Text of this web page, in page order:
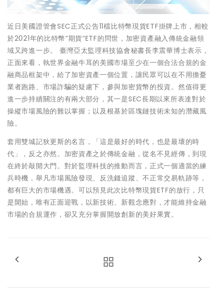
近日美國證管會SEC正式公告11檔比特幣現貨ETF掛牌上市，相較
於2021年的比特幣”期貨”ETF的問世，加密資產融入傳統金融領
域又跨進一步。 臺灣亞太監理科技協會秘書長李震華博士表示，
正面來看，執世界金融牛耳的美國市場至少在一個合法合規的金
融商品框架中，給了加密資產一個位置，讓民眾可以在不用擔憂
業者跑路、市場詐騙的疑慮下，參與加密貨幣的投資。然值得更
進一步持續關注的有兩大部分，其一是SEC長期以來所表達對於
操縱市場風險的難以掌握；以及根基於區塊鏈技術未知的潛藏風
險。
套用雙城記狄更斯的名言，「這是最好的時代，也是最壞的時
代」，反之亦然。加密資產之於傳統金融，從名不見經傳，到現
在終於敲開大門。對於監理科技的推動而言，正式一個適當的練
兵時機，舉凡市場風險發現、反洗錢追蹤、不正常交易軌跡等，
都有巨大的市場機遇。可以預見此次比特幣現貨ETF的放行，只
是開始，唯有正面迎戰，以新技術、新觀念應對，才能維持金融
市場的合規運作，卻又充分掌握開放創新的美好果實。